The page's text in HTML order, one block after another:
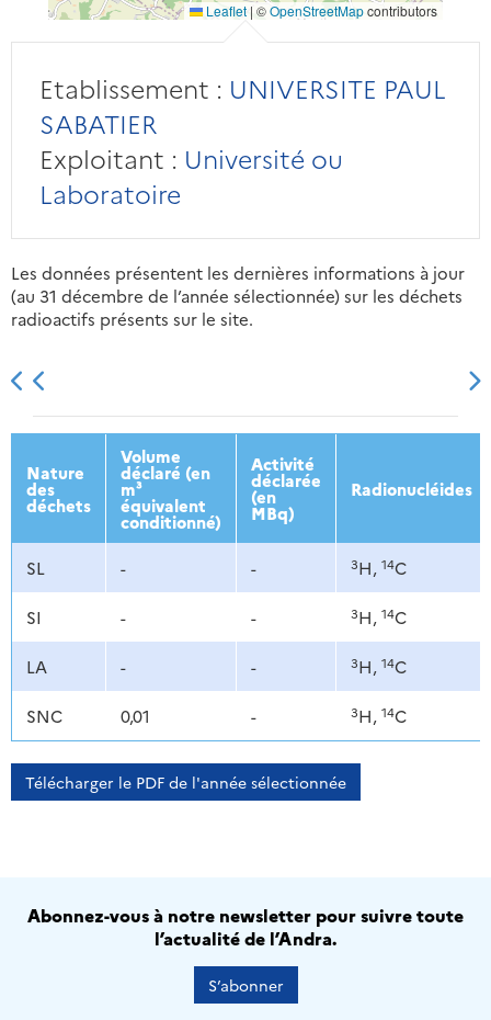
Leaflet | ©OpenStreetMapcontributors
Etablissement : UNIVERSITE PAUL
SABATIER
Exploitant : Université ou
Laboratoire
Les données présentent les dernières informations à jour
(au 31 décembre de l’année sélectionnée) sur les déchets
radioactifs présents sur le site.
2013 2014 2015 2016
Nature
des
déchets
Volume
déclaré (en
m³
équivalent
conditionné)
Activité
déclarée
(en
MBq)
Radionucléides
SL - - 3H, 14C
SI - - 3H, 14C
LA - - 3H, 14C
SNC 0,01 - 3H, 14C
Télécharger le PDF de l'année sélectionnée
Abonnez-vous à notre newsletter pour suivre toute
l’actualité de l’Andra.
S’abonner